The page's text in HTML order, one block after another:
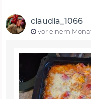
claudia_1066
vor einem